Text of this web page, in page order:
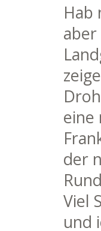
Hab
eine
der
Viel
und